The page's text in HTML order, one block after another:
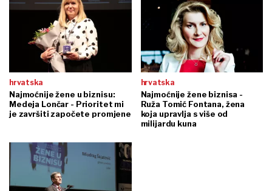
hrvatska
Najmoćnije žene u biznisu:
Medeja Lončar - Prioritet mi
je završiti započete promjene
hrvatska
Najmoćnije žene biznisa -
Ruža Tomić Fontana, žena
koja upravlja s više od
milijardu kuna